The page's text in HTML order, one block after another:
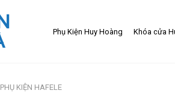
Phụ Kiện Huy Hoàng Khóa cửa
PHỤ KIỆN HAFELE